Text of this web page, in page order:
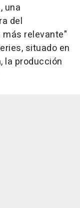
una
del
relevante"
situado en
la producción